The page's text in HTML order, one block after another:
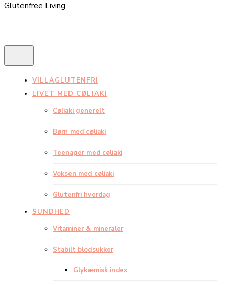
Glutenfree Living
VILLAGLUTENFRI
LIVET MED CØLIAKI
Cøliaki generelt
Børn med cøliaki
Teenager med cøliaki
Voksen med cøliaki
Glutenfri hverdag
SUNDHED
Vitaminer & mineraler
Stabilt blodsukker
Glykæmisk index